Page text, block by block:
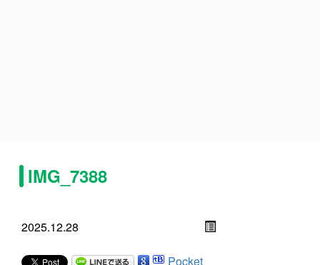
IMG_7388
2025.12.28
Pocket